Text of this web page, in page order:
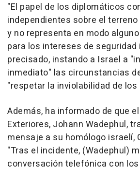
"El papel de los diplomáticos
independientes sobre el
y no representa en modo
para los intereses de seguridad
precisado, instando a Israel a
inmediato" las circunstancias
"respetar la inviolabilidad de
Además, ha informado de que
Exteriores, Johann Wadephul,
mensaje a su homólogo israelí,
"Tras el incidente, (Wadephul)
conversación telefónica con